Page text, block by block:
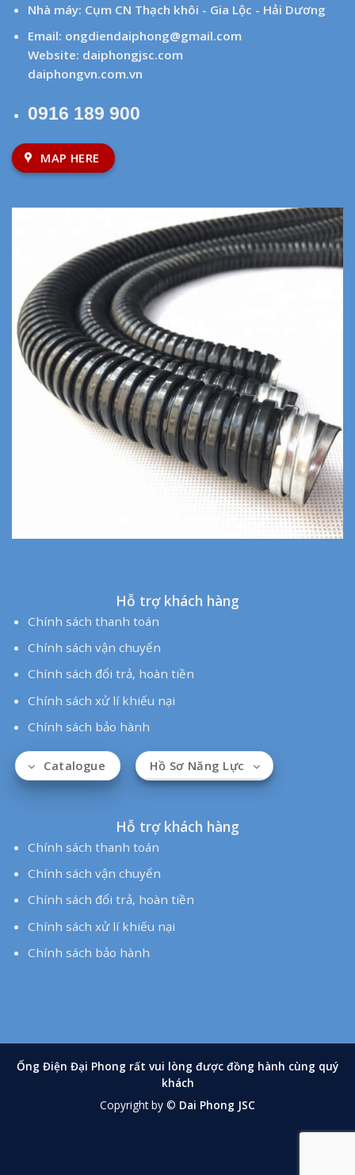
Nhà máy: Cụm CN Thạch khôi - Gia Lộc - Hải Dương
Email: ongdiendaiphong@gmail.com
Website: daiphongjsc.com
daiphongvn.com.vn
0916 189 900
MAP HERE
Hỗ trợ khách hàng
Chính sách thanh toán
Chính sách vận chuyển
Chính sách đổi trả, hoàn tiền
Chính sách xử lí khiếu nại
Chính sách bảo hành
Catalogue Hồ Sơ Năng Lực
Hỗ trợ khách hàng
Chính sách vận chuyển
Chính sách xử lí khiếu nại
Chính sách bảo hành
Ống Điện Đại Phong rất vui lòng được đồng hành cùng quý
khách
Copyright by ©Dai Phong JSC